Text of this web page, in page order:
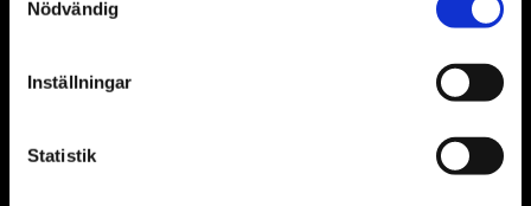
Nödvändig
Inställningar
Statistik
Våra främsta leverantörer är KS Tools verktyg, ATH billyftar
gärna om vad som helst då vi gör vårt yttersta för att hjälpa